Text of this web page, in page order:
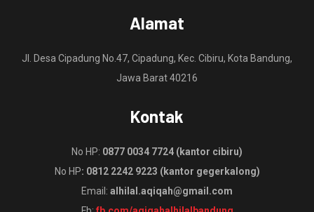
Alamat
Jl. Desa Cipadung No.47, Cipadung, Kec. Cibiru, Kota Bandung,
Jawa Barat 40216
Kontak
No HP: 0877 0034 7724 (kantor cibiru)
No HP: 0812 2242 9223 (kantor gegerkalong)
Email: alhilal.aqiqah@gmail.com